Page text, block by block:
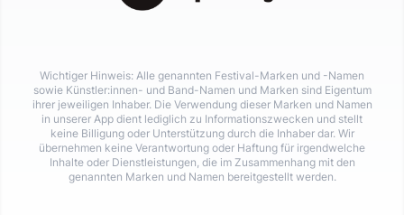
Wichtiger Hinweis: Alle genannten Festival-Marken und -Namen
sowie Künstler:innen- und Band-Namen und Marken sind Eigentum
ihrer jeweiligen Inhaber. Die Verwendung dieser Marken und Namen
in unserer App dient lediglich zu Informationszwecken und stellt
keine Billigung oder Unterstützung durch die Inhaber dar. Wir
übernehmen keine Verantwortung oder Haftung für irgendwelche
Inhalte oder Dienstleistungen, die im Zusammenhang mit den
genannten Marken und Namen bereitgestellt werden.